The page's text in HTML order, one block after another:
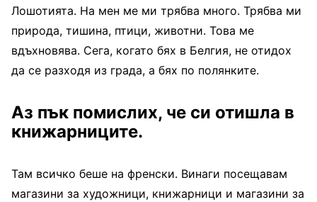
Лошотията. На мен ме ми трябва много. Трябва ми
природа, тишина, птици, животни. Това ме
вдъхновява. Сега, когато бях в Белгия, не отидох
да се разходя из града, а бях по полянките.
Аз пък помислих, че си отишла в
книжарниците.
Там всичко беше на френски. Винаги посещавам
магазини за художници, книжарници и магазини за